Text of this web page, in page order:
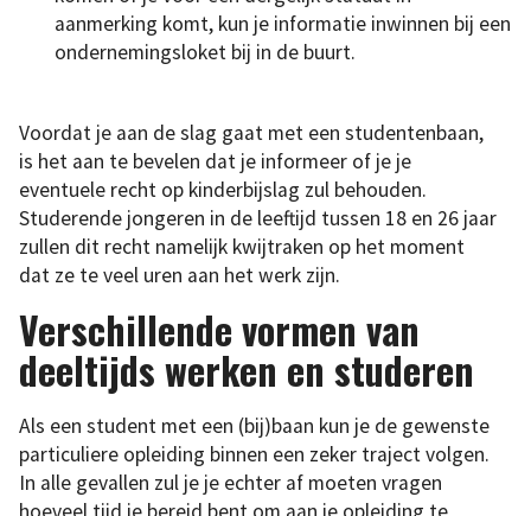
aanmerking komt, kun je informatie inwinnen bij een
ondernemingsloket bij in de buurt.
Voordat je aan de slag gaat met een studentenbaan,
is het aan te bevelen dat je informeer of je je
eventuele recht op kinderbijslag zul behouden.
Studerende jongeren in de leeftijd tussen 18 en 26 jaar
zullen dit recht namelijk kwijtraken op het moment
dat ze te veel uren aan het werk zijn.
Verschillende vormen van
deeltijds werken en studeren
Als een student met een (bij)baan kun je de gewenste
particuliere opleiding binnen een zeker traject volgen.
In alle gevallen zul je je echter af moeten vragen